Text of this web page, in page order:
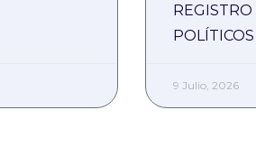
9 Julio, 2026